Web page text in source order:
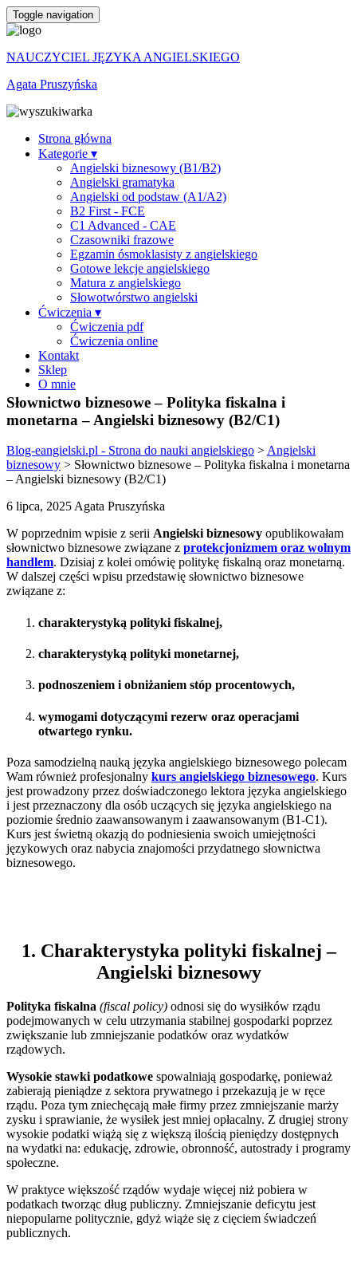
Toggle navigation
NAUCZYCIEL JĘZYKA ANGIELSKIEGO
Agata Pruszyńska
Strona główna
Kategorie ▾
Angielski biznesowy (B1/B2)
Angielski gramatyka
Angielski od podstaw (A1/A2)
B2 First - FCE
C1 Advanced - CAE
Czasowniki frazowe
Egzamin ósmoklasisty z angielskiego
Gotowe lekcje angielskiego
Matura z angielskiego
Słowotwórstwo angielski
Ćwiczenia ▾
Ćwiczenia pdf
Ćwiczenia online
Kontakt
Sklep
O mnie
Słownictwo biznesowe – Polityka fiskalna i
monetarna – Angielski biznesowy (B2/C1)
Blog-eangielski.pl - Strona do nauki angielskiego >Angielski
biznesowy > Słownictwo biznesowe – Polityka fiskalna i monetarna
– Angielski biznesowy (B2/C1)
6 lipca, 2025 Agata Pruszyńska
W poprzednim wpisie z serii Angielski biznesowy opublikowałam
słownictwo biznesowe związane z protekcjonizmem oraz wolnym
handlem. Dzisiaj z kolei omówię politykę fiskalną oraz monetarną.
W dalszej części wpisu przedstawię słownictwo biznesowe
związane z:
charakterystyką polityki fiskalnej,
charakterystyką polityki monetarnej,
podnoszeniem i obniżaniem stóp procentowych,
wymogami dotyczącymi rezerw oraz operacjami
otwartego rynku.
Poza samodzielną nauką języka angielskiego biznesowego polecam
Wam również profesjonalny kurs angielskiego biznesowego. Kurs
jest prowadzony przez doświadczonego lektora języka angielskiego
i jest przeznaczony dla osób uczących się języka angielskiego na
poziomie średnio zaawansowanym i zaawansowanym (B1-C1).
Kurs jest świetną okazją do podniesienia swoich umiejętności
językowych oraz nabycia znajomości przydatnego słownictwa
biznesowego.
1. Charakterystyka polityki fiskalnej –
Angielski biznesowy
Polityka fiskalna (fiscal policy) odnosi się do wysiłków rządu
podejmowanych w celu utrzymania stabilnej gospodarki poprzez
zwiększanie lub zmniejszanie podatków oraz wydatków
rządowych.
Wysokie stawki podatkowe spowalniają gospodarkę, ponieważ
zabierają pieniądze z sektora prywatnego i przekazują je w ręce
rządu. Poza tym zniechęcają małe firmy przez zmniejszanie marży
zysku i sprawianie, że wysiłek jest mniej opłacalny. Z drugiej strony
wysokie podatki wiążą się z większą ilością pieniędzy dostępnych
na wydatki na: edukację, zdrowie, obronność, autostrady i programy
społeczne.
W praktyce większość rządów wydaje więcej niż pobiera w
podatkach tworząc dług publiczny. Zmniejszanie deficytu jest
niepopularne politycznie, gdyż wiąże się z cięciem świadczeń
publicznych.